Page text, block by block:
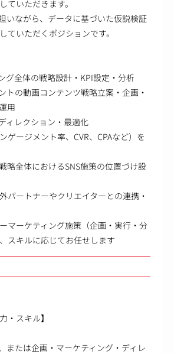
ていただきます。
いながら、データに基づいた仮説検証
ていただくポジションです。
グ全体の戦略設計・KPI設定・分析
トの動画コンテンツ戦略立案・企画・
用
ィレクション・最適化
ゲージメント率、CVR、CPAなど）を
略全体におけるSNS施策の位置づけ設
パートナーやクリエイターとの連携・
マーケティング施策（企画・実行・分
スキルに応じてお任せします
・スキル】
または企画・マーケティング・ディレ